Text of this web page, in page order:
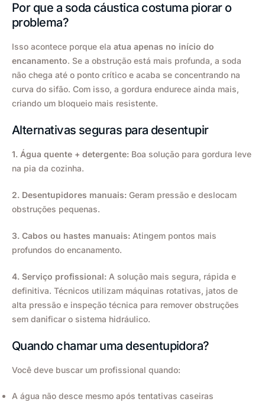
Por que a soda cáustica costuma piorar o
problema?
Isso acontece porque ela atua apenas no início do
encanamento. Se a obstrução está mais profunda, a soda
não chega até o ponto crítico e acaba se concentrando na
curva do sifão. Com isso, a gordura endurece ainda mais,
criando um bloqueio mais resistente.
Alternativas seguras para desentupir
1. Água quente + detergente: Boa solução para gordura leve
na pia da cozinha.
2. Desentupidores manuais: Geram pressão e deslocam
obstruções pequenas.
3. Cabos ou hastes manuais: Atingem pontos mais
profundos do encanamento.
4. Serviço profissional: A solução mais segura, rápida e
definitiva. Técnicos utilizam máquinas rotativas, jatos de
alta pressão e inspeção técnica para remover obstruções
sem danificar o sistema hidráulico.
Quando chamar uma desentupidora?
Você deve buscar um profissional quando:
A água não desce mesmo após tentativas caseiras